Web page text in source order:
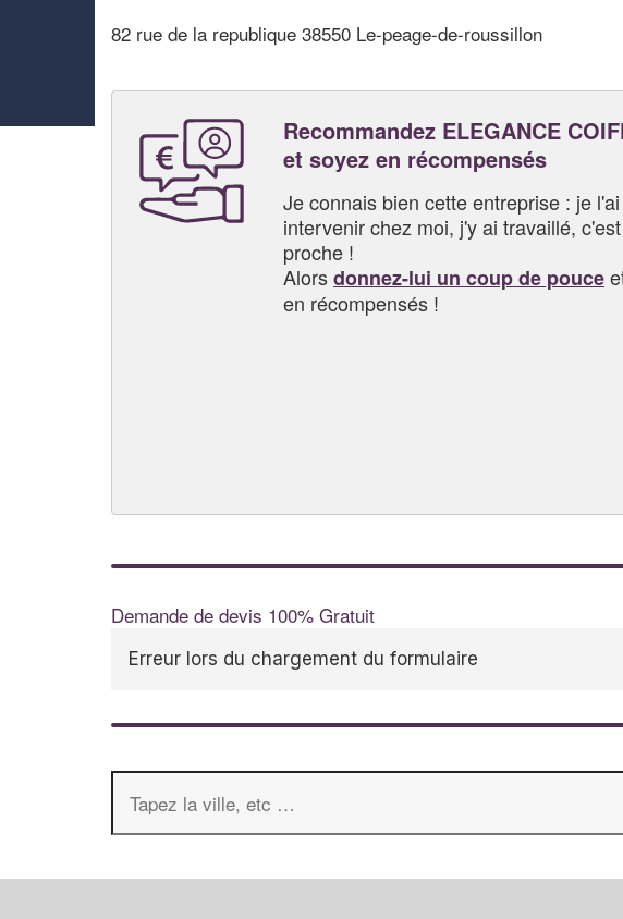
82 rue de la republique 38550 Le-peage-de-roussillon
Recommandez ELEGANCE
et soyez en récompensés
Je connais bien cette entreprise : je
intervenir chez moi, j'y ai travaillé,
proche !
Alorsdonnez-lui un coup de pouce
en récompensés !
Demande de devis 100% Gratuit
Erreur lors du chargement du formulaire